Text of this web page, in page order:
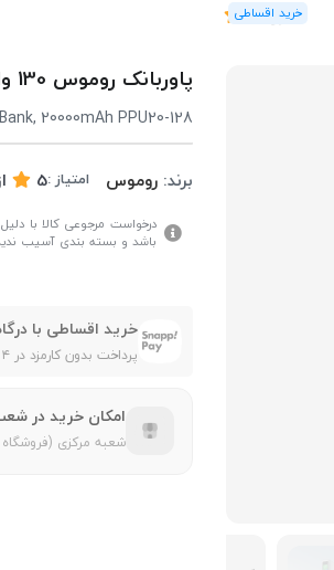
(1رای)
5
پاوربانک روموس 130 وات 20000 میلی آمپر مدل PPU20-128
20000mAh PPU20-128
برند:روموس امتیاز :5
درخواست مرجوعی کالا با
باشد و بسته بندی آسیب
خرید اقساطی با
پرداخت بدون کارمزد در ۴ قسط
امکان خرید در
شعبه مرکزی (فروشگاه